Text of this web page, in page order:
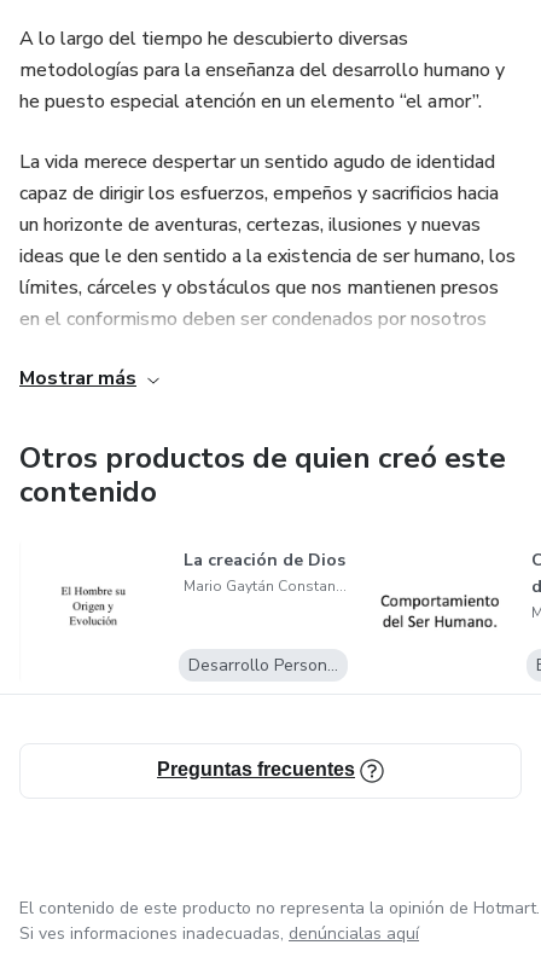
A lo largo del tiempo he descubierto diversas
metodologías para la enseñanza del desarrollo humano y
he puesto especial atención en un elemento “el amor”.
La vida merece despertar un sentido agudo de identidad
capaz de dirigir los esfuerzos, empeños y sacrificios hacia
un horizonte de aventuras, certezas, ilusiones y nuevas
ideas que le den sentido a la existencia de ser humano, los
límites, cárceles y obstáculos que nos mantienen presos
en el conformismo deben ser condenados por nosotros
todas cómo si nuestra vida dependiera de ello, y de hecho
Mostrar más
Otros productos de quien creó este
contenido
La creación de Dios
Mario Gaytán Constantino
Desarrollo Personal
Preguntas frecuentes
El contenido de este producto no representa la opinión de Hotmart.
Si ves informaciones inadecuadas, denúncialas aquí